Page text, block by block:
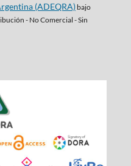
(ADEQRA)bajo
- No Comercial - Sin